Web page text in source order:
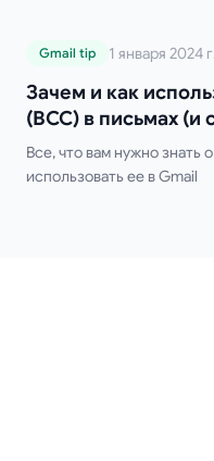
форматирование и
Забудьте о ручном вводе
Зачем и как
Gmail tip 1 января 2024
Зачем и как
(BCC) в письмах (и
Все, что вам нужно знать
использовать ее в Gmail